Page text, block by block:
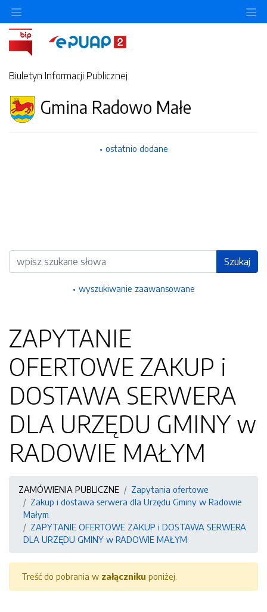
Biuletyn Informacji Publicznej
Gmina Radowo Małe
ostatnio dodane
Wyszukiwarka Szukaj
wyszukiwanie zaawansowane
ZAPYTANIE
OFERTOWE ZAKUP i
DOSTAWA SERWERA
DLA URZĘDU GMINY w
RADOWIE MAŁYM
ZAMÓWIENIA PUBLICZNE
Zapytania ofertowe
Zakup i dostawa serwera dla Urzędu Gminy w Radowie
Małym
ZAPYTANIE OFERTOWE ZAKUP i DOSTAWA SERWERA
DLA URZĘDU GMINY w RADOWIE MAŁYM
Treść do pobrania w załączniku poniżej.